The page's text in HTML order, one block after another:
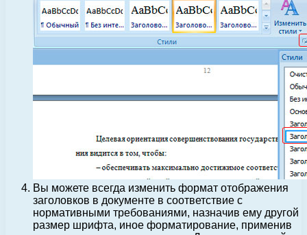
Вы можете всегда изменить формат отображения
заголовков в документе в соответствие с
нормативными требованиями, назначив ему другой
размер шрифта, иное форматирование, применив